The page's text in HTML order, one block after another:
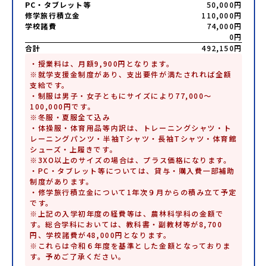
PC・タブレット等
50,000円
修学旅行積立金
110,000円
学校諸費
74,000円
0円
合計
492,150円
・授業料は、月額9,900円となります。
※就学支援金制度があり、支出要件が満たされれば全額
支給です。
・制服は男子・女子ともにサイズにより77,000～
100,000円です。
※冬服・夏服全て込み
・体操服・体育用品等内訳は、トレーニングシャツ・ト
レーニングパンツ・半袖Tシャツ・長袖Tシャツ・体育館
シューズ・上履きです。
※3XO以上のサイズの場合は、プラス価格になります。
・PC・タブレット等については、貸与・購入費一部補助
制度があります。
・修学旅行積立金について1年次９月からの積み立て予定
です。
※上記の入学初年度の経費等は、農林科学科の金額で
す。総合学科においては、教科書・副教材等が8,700
円、学校諸費が48,000円となります。
※これらは令和６年度を基準とした金額となっておりま